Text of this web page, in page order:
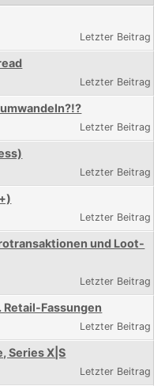
und Loot-
Retail-Fassungen
Series X|S